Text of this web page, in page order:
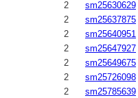
2
sm25630629
2
sm25637875
2
sm25640951
2
sm25647927
2
sm25649675
2
sm25726098
2
sm25785639